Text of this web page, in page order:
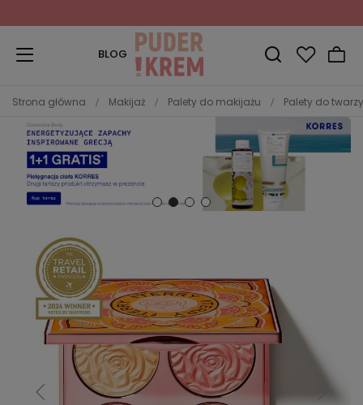
BLOG
Strona główna Makijaż Palety do makijażu Palety do twarzy